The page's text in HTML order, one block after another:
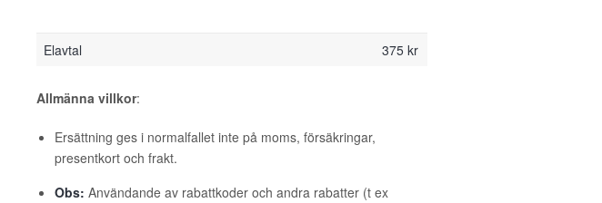
Elavtal 375 kr
Allmänna villkor:
Ersättning ges i normalfallet inte på moms, försäkringar,
presentkort och frakt.
Obs: Användande av rabattkoder och andra rabatter (t ex